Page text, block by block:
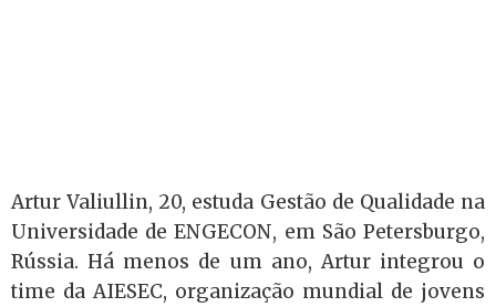
Artur Valiullin, 20, estuda Gestão de Qualidade na
Universidade de ENGECON, em São Petersburgo,
Rússia. Há menos de um ano, Artur integrou o
time da AIESEC, organização mundial de jovens